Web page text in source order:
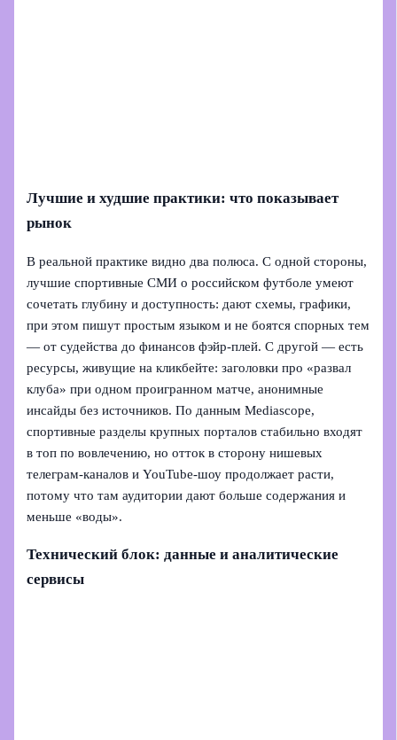
Лучшие и худшие практики: что показывает
рынок
В реальной практике видно два полюса. С одной стороны,
лучшие спортивные СМИ о российском футболе умеют
сочетать глубину и доступность: дают схемы, графики,
при этом пишут простым языком и не боятся спорных тем
— от судейства до финансов фэйр‑плей. С другой — есть
ресурсы, живущие на кликбейте: заголовки про «развал
клуба» при одном проигранном матче, анонимные
инсайды без источников. По данным Mediascope,
спортивные разделы крупных порталов стабильно входят
в топ по вовлечению, но отток в сторону нишевых
телеграм‑каналов и YouTube‑шоу продолжает расти,
потому что там аудитории дают больше содержания и
меньше «воды».
Технический блок: данные и аналитические
сервисы